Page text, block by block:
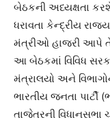
બેઠકની અધ્યક્ષતા
ધરાવતા કેન્દ્રીય
મંત્રીઓ હાજરી આપે
આ બેઠકમાં વિવિધ
મંત્રાલયો અને
ભારતીય જનતા પાર્ટી
તાજેતરની વિધાનસભા